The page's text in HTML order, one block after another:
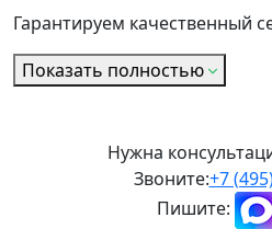
Гарантируем качественный
Показать полностью
Нужна
Звоните:+7
Пишите: